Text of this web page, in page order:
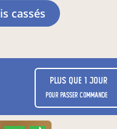
cassés
Plus que 1 jour
pour passer commande